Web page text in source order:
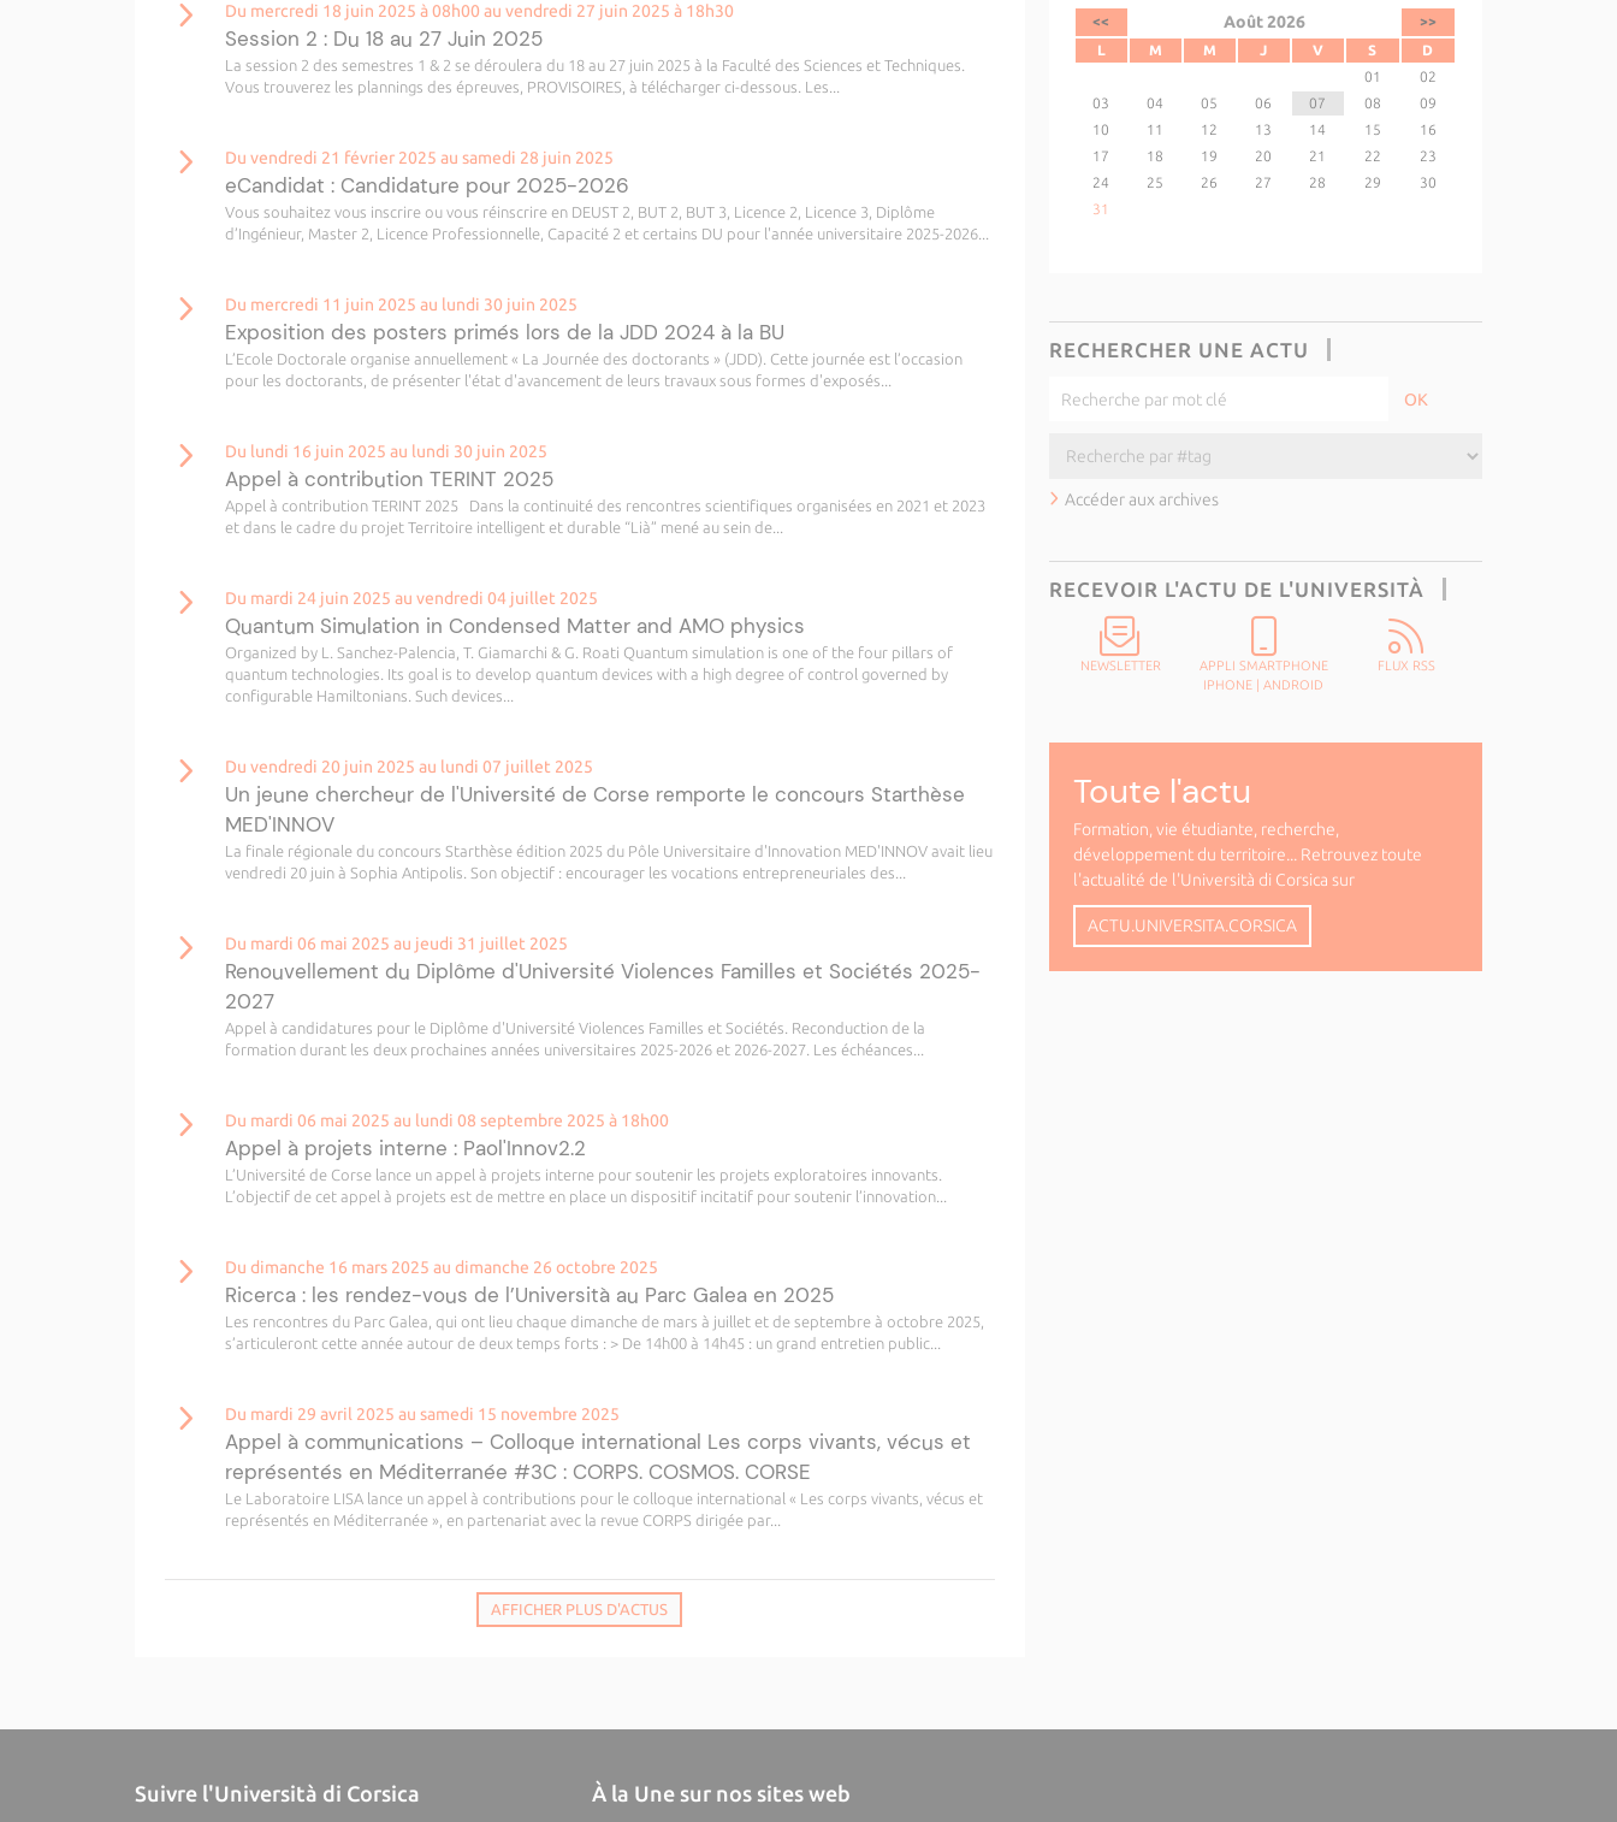
Du mercredi 18 juin 2025 à 08h00 au vendredi 27 juin 2025 à 18h30
Session 2 : Du 18 au 27 Juin 2025
La session 2 des semestres 1 & 2 se déroulera du 18 au 27 juin 2025 à la Faculté des Sciences et Techniques.
Vous trouverez les plannings des épreuves, PROVISOIRES, à télécharger ci-dessous. Les...
Du vendredi 21 février 2025 au samedi 28 juin 2025
eCandidat : Candidature pour 2025-2026
Vous souhaitez vous inscrire ou vous réinscrire en DEUST 2, BUT 2, BUT 3, Licence 2, Licence 3, Diplôme
d’Ingénieur, Master 2, Licence Professionnelle, Capacité 2 et certains DU pour l'année universitaire 2025-2026...
Du mercredi 11 juin 2025 au lundi 30 juin 2025
Exposition des posters primés lors de la JDD 2024 à la BU
L’Ecole Doctorale organise annuellement « La Journée des doctorants » (JDD). Cette journée est l’occasion
pour les doctorants, de présenter l'état d'avancement de leurs travaux sous formes d'exposés...
Du lundi 16 juin 2025 au lundi 30 juin 2025
Appel à contribution TERINT 2025
Appel à contribution TERINT 2025 Dans la continuité des rencontres scientifiques organisées en 2021 et 2023
et dans le cadre du projet Territoire intelligent et durable “Lià” mené au sein de...
Du mardi 24 juin 2025 au vendredi 04 juillet 2025
Quantum Simulation in Condensed Matter and AMO physics
Organized by L. Sanchez-Palencia, T. Giamarchi & G. Roati Quantum simulation is one of the four pillars of
quantum technologies. Its goal is to develop quantum devices with a high degree of control governed by
configurable Hamiltonians. Such devices...
Du vendredi 20 juin 2025 au lundi 07 juillet 2025
Un jeune chercheur de l'Université de Corse remporte le concours Starthèse
MED'INNOV
La finale régionale du concours Starthèse édition 2025 du Pôle Universitaire d'Innovation MED'INNOV avait lieu
vendredi 20 juin à Sophia Antipolis. Son objectif : encourager les vocations entrepreneuriales des...
Du mardi 06 mai 2025 au jeudi 31 juillet 2025
Renouvellement du Diplôme d'Université Violences Familles et Sociétés 2025-
2027
Appel à candidatures pour le Diplôme d'Université Violences Familles et Sociétés. Reconduction de la
formation durant les deux prochaines années universitaires 2025-2026 et 2026-2027. Les échéances...
Du mardi 06 mai 2025 au lundi 08 septembre 2025 à 18h00
Appel à projets interne : Paol'Innov2.2
L’Université de Corse lance un appel à projets interne pour soutenir les projets exploratoires innovants.
L’objectif de cet appel à projets est de mettre en place un dispositif incitatif pour soutenir l’innovation...
Du dimanche 16 mars 2025 au dimanche 26 octobre 2025
Ricerca : les rendez-vous de l’Università au Parc Galea en 2025
Les rencontres du Parc Galea, qui ont lieu chaque dimanche de mars à juillet et de septembre à octobre 2025,
s’articuleront cette année autour de deux temps forts : > De 14h00 à 14h45 : un grand entretien public...
Du mardi 29 avril 2025 au samedi 15 novembre 2025
Appel à communications – Colloque international Les corps vivants, vécus et
représentés en Méditerranée #3C : CORPS. COSMOS. CORSE
Le Laboratoire LISA lance un appel à contributions pour le colloque international « Les corps vivants, vécus et
représentés en Méditerranée », en partenariat avec la revue CORPS dirigée par...
AFFICHER PLUS D'ACTUS
<< Août 2026
>>
L
M M J V S
D
01
02
03
04 05 06 07 08
09
10
11 12 13 14 15
16
17
18 19 20 21 22
23
24
25 26 27 28 29
30
31
RECHERCHER UNE ACTU
Accéder aux archives
RECEVOIR L'ACTU DE L'UNIVERSITÀ
NEWSLETTER
APPLI SMARTPHONE
IPHONE |ANDROID
FLUX RSS
Toute l'actu
Formation, vie étudiante, recherche,
développement du territoire... Retrouvez toute
l'actualité de l'Università di Corsica sur
ACTU.UNIVERSITA.CORSICA
Suivre l'Università di Corsica À la Une sur nos sites web